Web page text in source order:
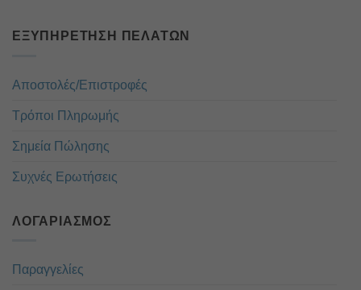
ΕΞΥΠΗΡΈΤΗΣΗ ΠΕΛΑΤΏΝ
Αποστολές/Επιστροφές
Τρόποι Πληρωμής
Σημεία Πώλησης
Συχνές Ερωτήσεις
ΛΟΓΑΡΙΑΣΜΌΣ
Παραγγελίες